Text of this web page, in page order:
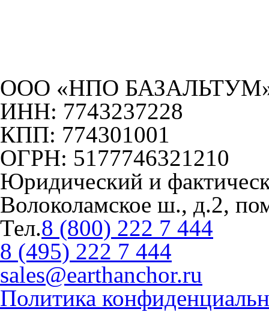
ООО «НПО
ИНН: 7743237228
КПП: 774301001
ОГРН: 5177746321210
Юридический и
Волоколамское ш., д.2,
Тел.8 (800) 222 7 444
8 (495) 222 7 444
sales@earthanchor.ru
Политика